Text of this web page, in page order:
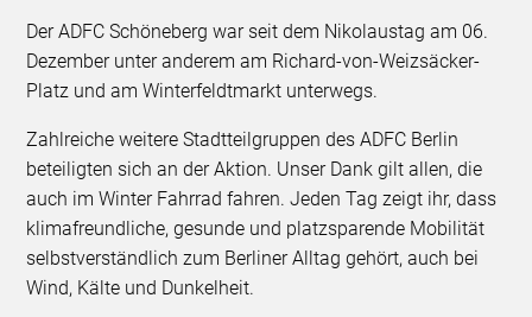
Der ADFC Schöneberg war seit dem Nikolaustag am 06.
Dezember unter anderem am Richard-von-Weizsäcker-
Platz und am Winterfeldtmarkt unterwegs.
Zahlreiche weitere Stadtteilgruppen des ADFC Berlin
beteiligten sich an der Aktion. Unser Dank gilt allen, die
auch im Winter Fahrrad fahren. Jeden Tag zeigt ihr, dass
klimafreundliche, gesunde und platzsparende Mobilität
selbstverständlich zum Berliner Alltag gehört, auch bei
Wind, Kälte und Dunkelheit.